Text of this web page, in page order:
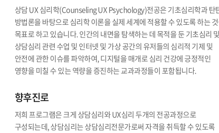
상담 UX 심리학(Counseling UX Psychology)전공은 기초심리학과 탄
방법론을 바탕으로 심리학 이론을 실제 세계에 적용할 수 있도록 하는
목표로 하고 있습니다. 인간의 내면을 탐색하는 데 목적을 둔 기초심리
상담심리 관련 수업 및 인터넷 및 가상 공간의 유저들의 심리적 기제 및
안전에 관한 이슈를 파악하여, 디지털을 매개로 심리 건강에 긍정적인
영향을 미칠 수 있는 역량을 증진하는 교과과정들이 포함됩니다.
향후진로
저희 프로그램은 크게 상담심리와 UX심리 두개의 전공과정으로
구성되는데, 상담심리는 상담심리전문가로써 자격을 취득할 수 있도록